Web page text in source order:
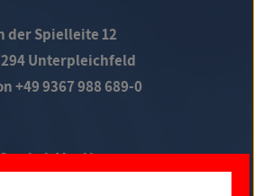
der Spielleite 12
Unterpleichfeld
+49 9367 988 689-0
Social Media